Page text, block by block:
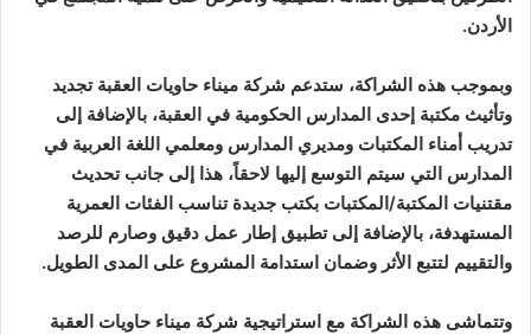
الأردن.
وبموجب هذه الشراكة، ستدعم شركة ميناء حاويات العقبة تجديد
وتأثيث مكتبة إحدى المدارس الحكومية في العقبة، بالإضافة إلى
تدريب أمناء المكتبات ومديري المدارس ومعلمي اللغة العربية في
المدارس التي سيتم التوسع إليها لاحقاً، هذا إلى جانب تحديث
مقتنيات المكتبة/المكتبات بكتب جديدة تناسب الفئات العمرية
المستهدفة، بالإضافة إلى تطبيق إطار عمل دقيق وصارم للرصد
والتقييم لتتبع الأثر وضمان استدامة المشروع على المدى الطويل.
وتتماشى هذه الشراكة مع استراتيجية شركة ميناء حاويات العقبة